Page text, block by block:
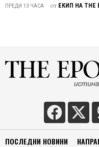
ПРЕДИ 13 ЧАСА от ЕКИП НА THE
ПОСЛЕДНИ НОВИНИ